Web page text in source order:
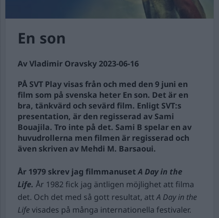
En son
Av Vladimir Oravsky 2023-06-16
PÅ SVT Play visas från och med den 9 juni en
film som på svenska heter En son. Det är en
bra, tänkvärd och sevärd film. Enligt SVT:s
presentation, är den regisserad av Sami
Bouajila. Tro inte på det. Sami B spelar en av
huvudrollerna men filmen är regisserad och
även skriven av Mehdi M. Barsaoui.
År 1979 skrev jag filmmanusetA Day in the
Life. År 1982 fick jag äntligen möjlighet att filma
det. Och det med så gott resultat, attA Day in the
Lifevisades på många internationella festivaler.